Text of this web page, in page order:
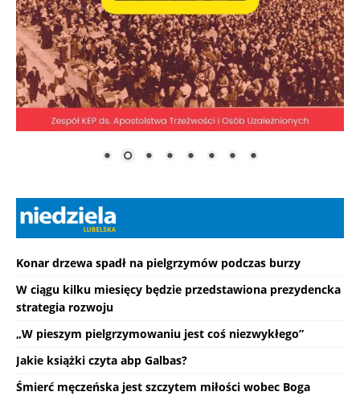
Konar drzewa spadł na pielgrzymów podczas burzy
W ciągu kilku miesięcy będzie przedstawiona prezydencka
strategia rozwoju
„W pieszym pielgrzymowaniu jest coś niezwykłego”
Jakie książki czyta abp Galbas?
Śmierć męczeńska jest szczytem miłości wobec Boga